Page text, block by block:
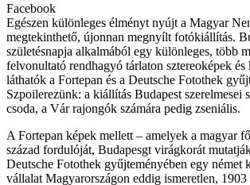
Facebook
Egészen különleges élményt nyújt a Magyar
megtekinthető, újonnan megnyílt fotókiállítás.
születésnapja alkalmából egy különleges, több
felvonultató rendhagyó tárlaton sztereoképek és
láthatók a Fortepan és a Deutsche Fotothek
Szpoilerezünk: a kiállítás Budapest szerelmesei
csoda, a Vár rajongók számára pedig zseniális.
A Fortepan képek mellett – amelyek a magyar
század fordulóját, Budapesgt virágkorát
Deutsche Fotothek gyűjteményében egy német
vállalat Magyarországon eddig ismeretlen,